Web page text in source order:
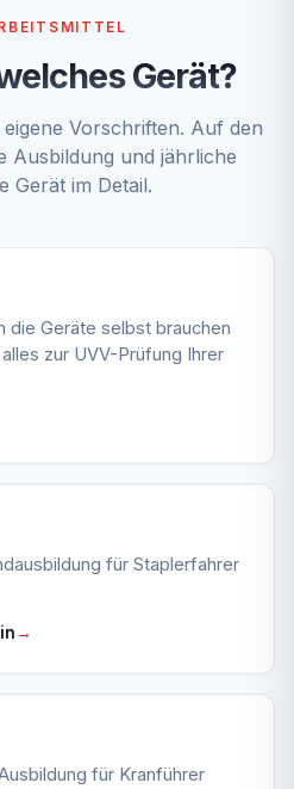
Gerät?
Vorschriften. Auf den
Ausbildung und jährliche
Gerät im Detail.
die Geräte selbst brauchen
zur UVV-Prüfung Ihrer
für Staplerfahrer
→
für Kranführer